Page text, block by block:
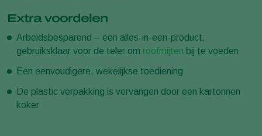
Extra voordelen
Arbeidsbesparend – een alles-in-een-product,
gebruiksklaar voor de teler om roofmijten bij te voeden
Een eenvoudigere, wekelijkse toediening
De plastic verpakking is vervangen door een kartonnen
koker